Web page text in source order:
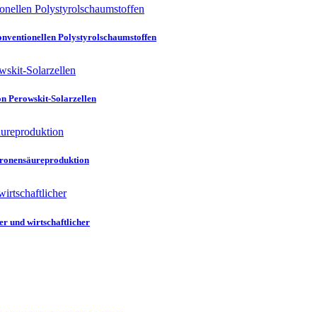
Polystyrolschaumstoffen
Perowskit-Solarzellen
und wirtschaftlicher